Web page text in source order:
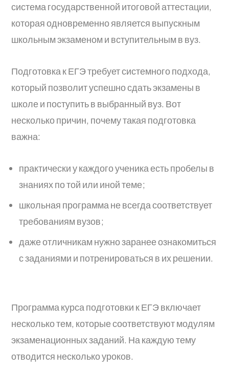
система государственной итоговой аттестации,
которая одновременно является выпускным
школьным экзаменом и вступительным в вуз.
Подготовка к ЕГЭ требует системного подхода,
который позволит успешно сдать экзамены в
школе и поступить в выбранный вуз. Вот
несколько причин, почему такая подготовка
важна:
практически у каждого ученика есть пробелы в
знаниях по той или иной теме;
школьная программа не всегда соответствует
требованиям вузов;
даже отличникам нужно заранее ознакомиться
с заданиями и потренироваться в их решении.
Программа курса подготовки к ЕГЭ включает
несколько тем, которые соответствуют модулям
экзаменационных заданий. На каждую тему
отводится несколько уроков.